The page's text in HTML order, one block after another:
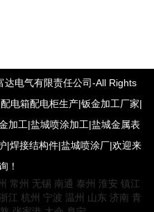
电气有限责任公司-All Rights
电箱配电柜生产|钣金加工厂家|
加工|盐城喷涂加工|盐城金属表
|焊接结构件|盐城喷涂厂|欢迎来
！
常州 无锡 南通 泰州 淮安 镇江
江 杭州 宁波 温州 山东 济南 青